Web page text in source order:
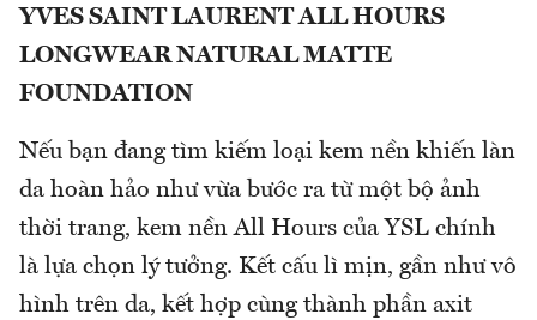
YVES SAINT LAURENT ALL HOURS
LONGWEAR NATURAL MATTE
FOUNDATION
Nếu bạn đang tìm kiếm loại kem nền khiến làn
da hoàn hảo như vừa bước ra từ một bộ ảnh
thời trang, kem nền All Hours của YSL chính
là lựa chọn lý tưởng. Kết cấu lì mịn, gần như vô
hình trên da, kết hợp cùng thành phần axit